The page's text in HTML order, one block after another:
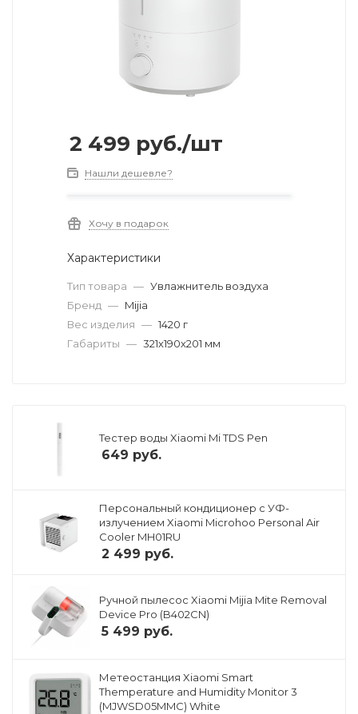
2 499 руб./шт
Нашли дешевле?
Хочу в подарок
Характеристики
Тип товара — Увлажнитель воздуха
Бренд — Mijia
Вес изделия — 1420 г
Габариты — 321х190х201 мм
Тестер воды Xiaomi Mi TDS Pen
649 руб.
Персональный кондиционер с УФ-
излучением Xiaomi Microhoo Personal Air
Cooler MH01RU
2 499 руб.
Ручной пылесос Xiaomi Mijia Mite Removal
Device Pro (B402CN)
5 499 руб.
Метеостанция Xiaomi Smart
Themperature and Humidity Monitor 3
(MJWSD05MMC) White